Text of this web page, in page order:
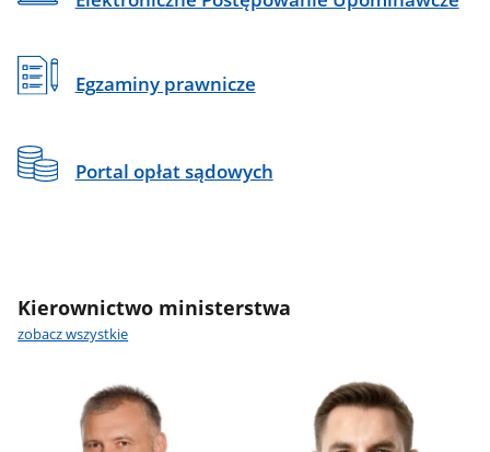
Egzaminy prawnicze
Portal opłat sądowych
Kierownictwo ministerstwa
zobacz wszystkie